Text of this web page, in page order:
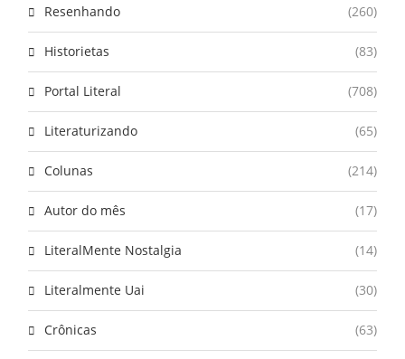
Resenhando (260)
Historietas (83)
Portal Literal (708)
Literaturizando (65)
Colunas (214)
Autor do mês (17)
LiteralMente Nostalgia (14)
Literalmente Uai (30)
Crônicas (63)